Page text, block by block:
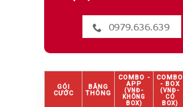
0979.636.639
GÓI
CƯỚC
BĂNG
THÔNG
COMBO -
APP
(VNĐ-
KHÔNG
BOX)
COMBO
- BOX
(VNĐ-
CÓ
BOX)